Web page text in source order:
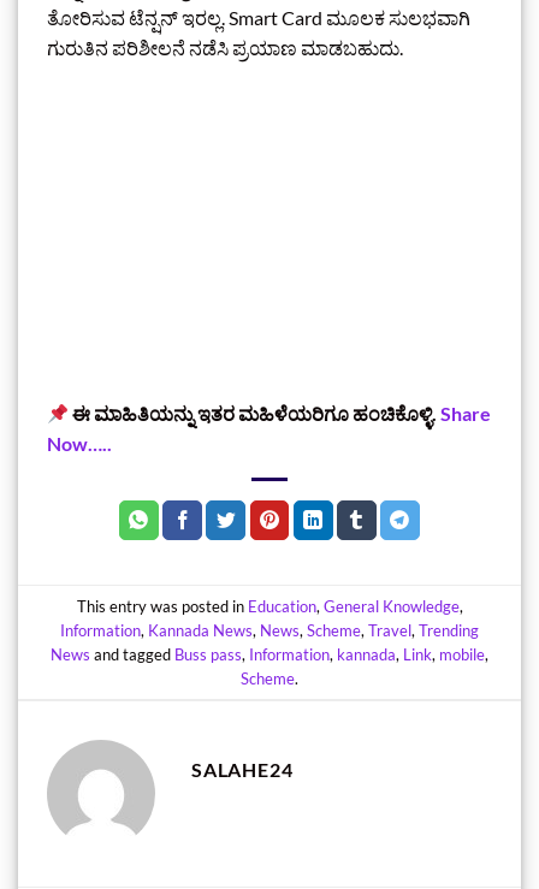
ತೋರಿಸುವ ಟೆನ್ಷನ್ ಇರಲ್ಲ. Smart Card ಮೂಲಕ ಸುಲಭವಾಗಿ
ಗುರುತಿನ ಪರಿಶೀಲನೆ ನಡೆಸಿ ಪ್ರಯಾಣ ಮಾಡಬಹುದು.
ಈ ಮಾಹಿತಿಯನ್ನು ಇತರ ಮಹಿಳೆಯರಿಗೂ ಹಂಚಿಕೊಳ್ಳಿ.Share
Now…..
This entry was posted in Education, General Knowledge,
Information, Kannada News, News, Scheme, Travel, Trending
News and tagged Buss pass, Information, kannada, Link, mobile,
Scheme.
SALAHE24